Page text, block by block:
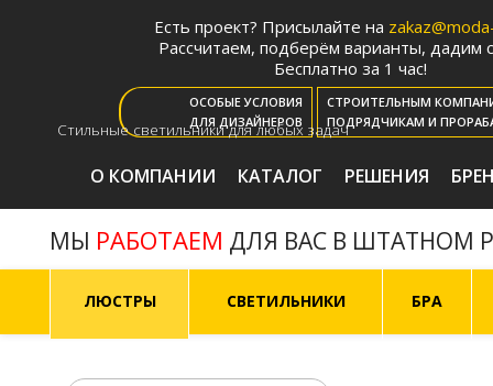
Есть проект? Присылайте на
Рассчитаем, подберём варианты, дадим
Бесплатно за 1 час!
ОСОБЫЕ УСЛОВИЯ
ДЛЯ ДИЗАЙНЕРОВ
СТРОИТЕЛЬНЫМ
ПОДРЯДЧИКАМ И
Стильные светильники для любых задач
О КОМПАНИИ КАТАЛОГ РЕШЕНИЯ
МЫ РАБОТАЕМ ДЛЯ ВАС В ШТАТНОМ
ЛЮСТРЫ СВЕТИЛЬНИКИ БРА